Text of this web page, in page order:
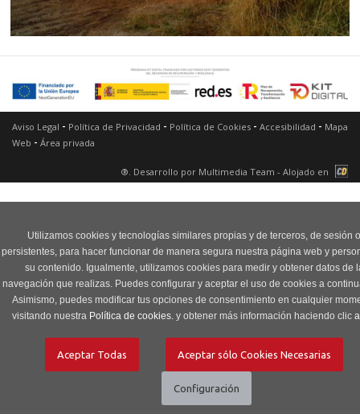
Utilizamos cookies y tecnologías similares propias y de terceros, de sesión o
persistentes, para hacer funcionar de manera segura nuestra página web y
su contenido. Igualmente, utilizamos cookies para medir y obtener datos de
navegación que realizas. Puedes configurar y aceptar el uso de cookies a
Asimismo, puedes modificar tus opciones de consentimiento en cualquier
visitando nuestra Política de cookies. y obtener más información haciendo clic
Aviso Legal - Política de Privacidad - Política de Cookies - Accesibilidad - Mapa
Web - Área privada
®. Desarrollo por Multimedia Team - Alojado en